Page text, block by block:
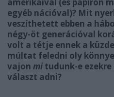
egyéb nációval)? Mit
veszíthetett ebben a
négy-öt generációval
volt a tétje ennek a
múltat feledni oly
vajon mi tudunk-e
választ adni?